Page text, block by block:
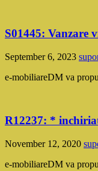
S01445: Vanzare
September 6, 2023
e-mobiliareDM va
R12237: *
November 12, 2020
e-mobiliareDM va